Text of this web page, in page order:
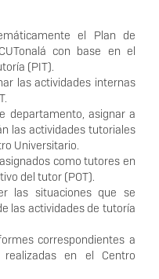
el Plan de
con base en el
(PIT).
las actividades internas
departamento, asignar a
las actividades tutoriales
Universitario.
como tutores en
del tutor (POT).
las situaciones que se
las actividades de tutoría
correspondientes a
en el Centro